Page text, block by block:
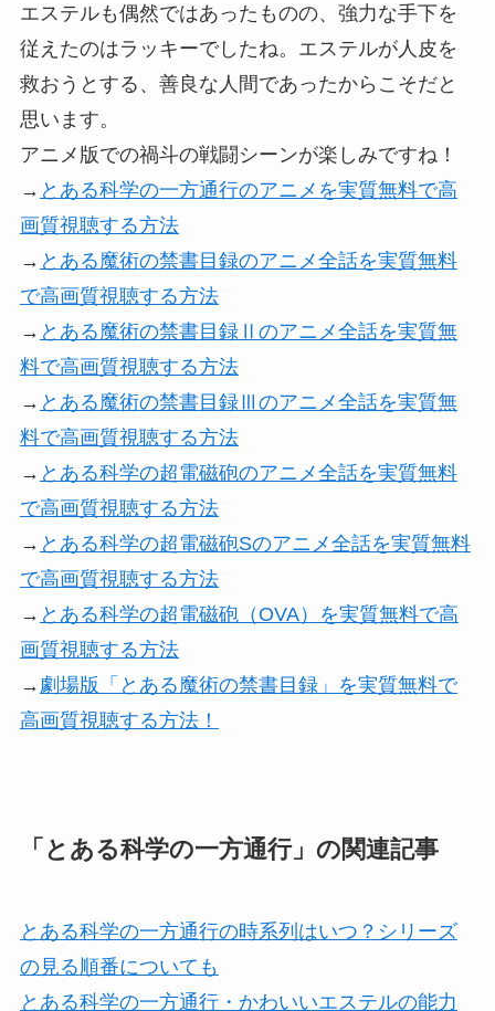
エステルも偶然ではあったものの、強力な手下を
従えたのはラッキーでしたね。エステルが人皮を
救おうとする、善良な人間であったからこそだと
思います。
アニメ版での禍斗の戦闘シーンが楽しみですね！
→ とある科学の一方通行のアニメを実質無料で高
画質視聴する方法
→ とある魔術の禁書目録のアニメ全話を実質無料
で高画質視聴する方法
→ とある魔術の禁書目録Ⅱのアニメ全話を実質無
料で高画質視聴する方法
→ とある魔術の禁書目録Ⅲのアニメ全話を実質無
料で高画質視聴する方法
→ とある科学の超電磁砲のアニメ全話を実質無料
で高画質視聴する方法
→ とある科学の超電磁砲Sのアニメ全話を実質無料
で高画質視聴する方法
→ とある科学の超電磁砲（OVA）を実質無料で高
画質視聴する方法
→ 劇場版「とある魔術の禁書目録」を実質無料で
高画質視聴する方法！
「とある科学の一方通行」の関連記事
とある科学の一方通行の時系列はいつ？シリーズ
の見る順番についても
とある科学の一方通行・かわいいエステルの能力